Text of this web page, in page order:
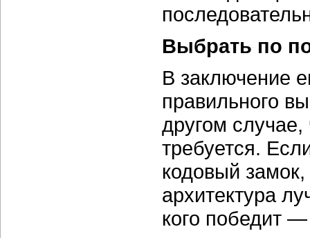
Выбрать по
В заключение
правильного
другом
требуется.
кодовый
архитектура
кого победит